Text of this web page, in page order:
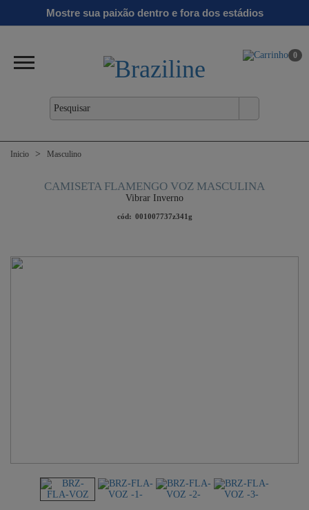
Mostre sua paixão dentro e fora dos estádios
Clássicos
Linha
Gold
Verão
0
Inicio Masculino
CAMISETA FLAMENGO VOZ MASCULINA
Vibrar Inverno
cód: 001007737z341g